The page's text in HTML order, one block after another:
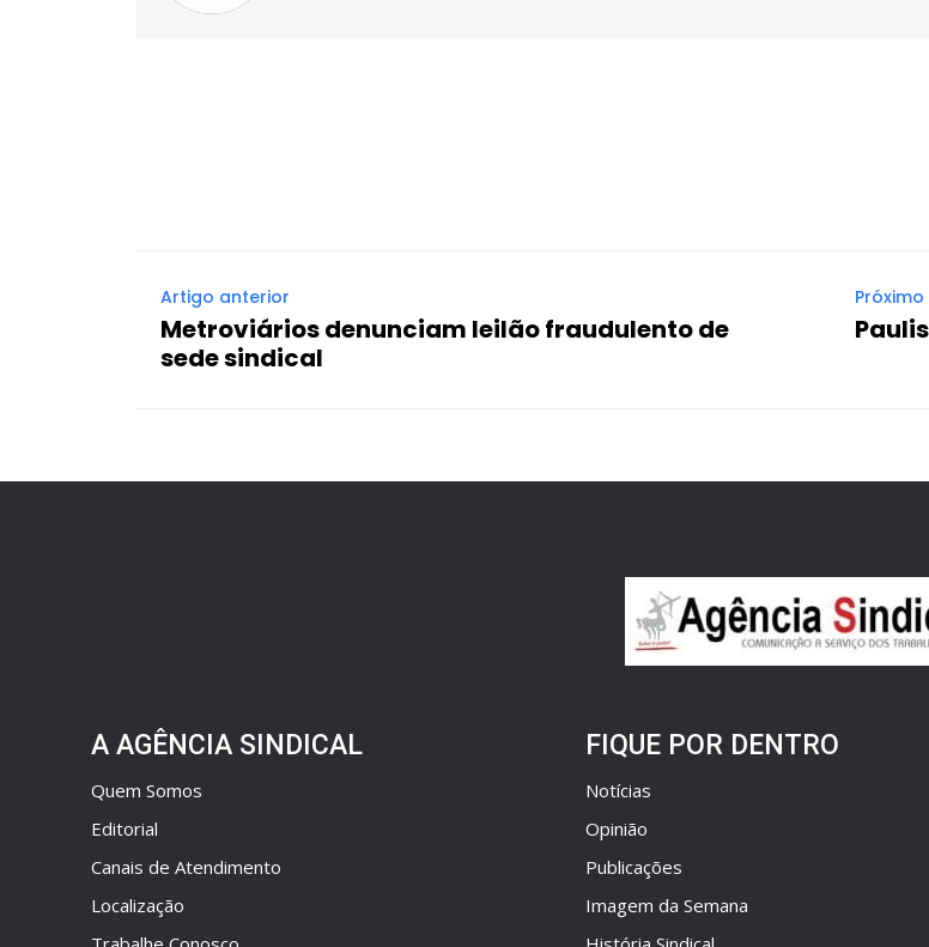
Artigo anterior
Metroviários denunciam leilão fraudulento de
sede sindical
A AGÊNCIA SINDICAL
Quem Somos
Editorial
Canais de Atendimento
Localização
FIQUE POR DENTRO
Notícias
Opinião
Publicações
Imagem da Semana